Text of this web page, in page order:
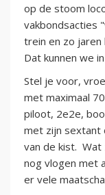
op de stoom
vakbondsacties
trein en zo jaren
Dat kunnen we
Stel je voor,
met maximaal
piloot, 2e2e,
met zijn sextant
van de kist. Wat
nog vlogen met
er vele